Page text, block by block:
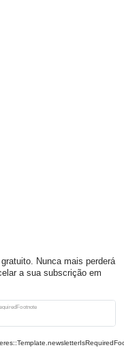
Nunca mais perderá
a sua subscrição em